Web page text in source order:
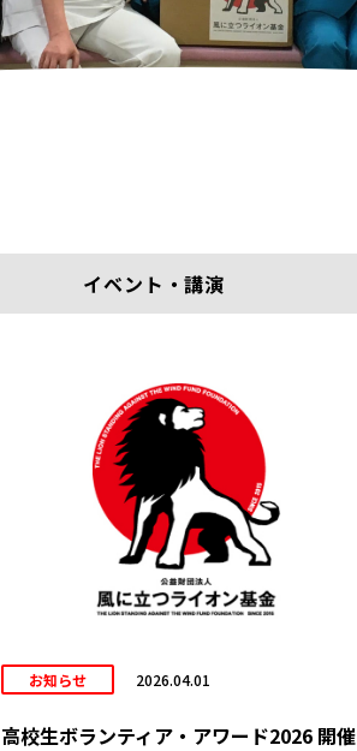
イベント・講演
お知らせ 2026.04.01
高校生ボランティア・アワード2026 開催